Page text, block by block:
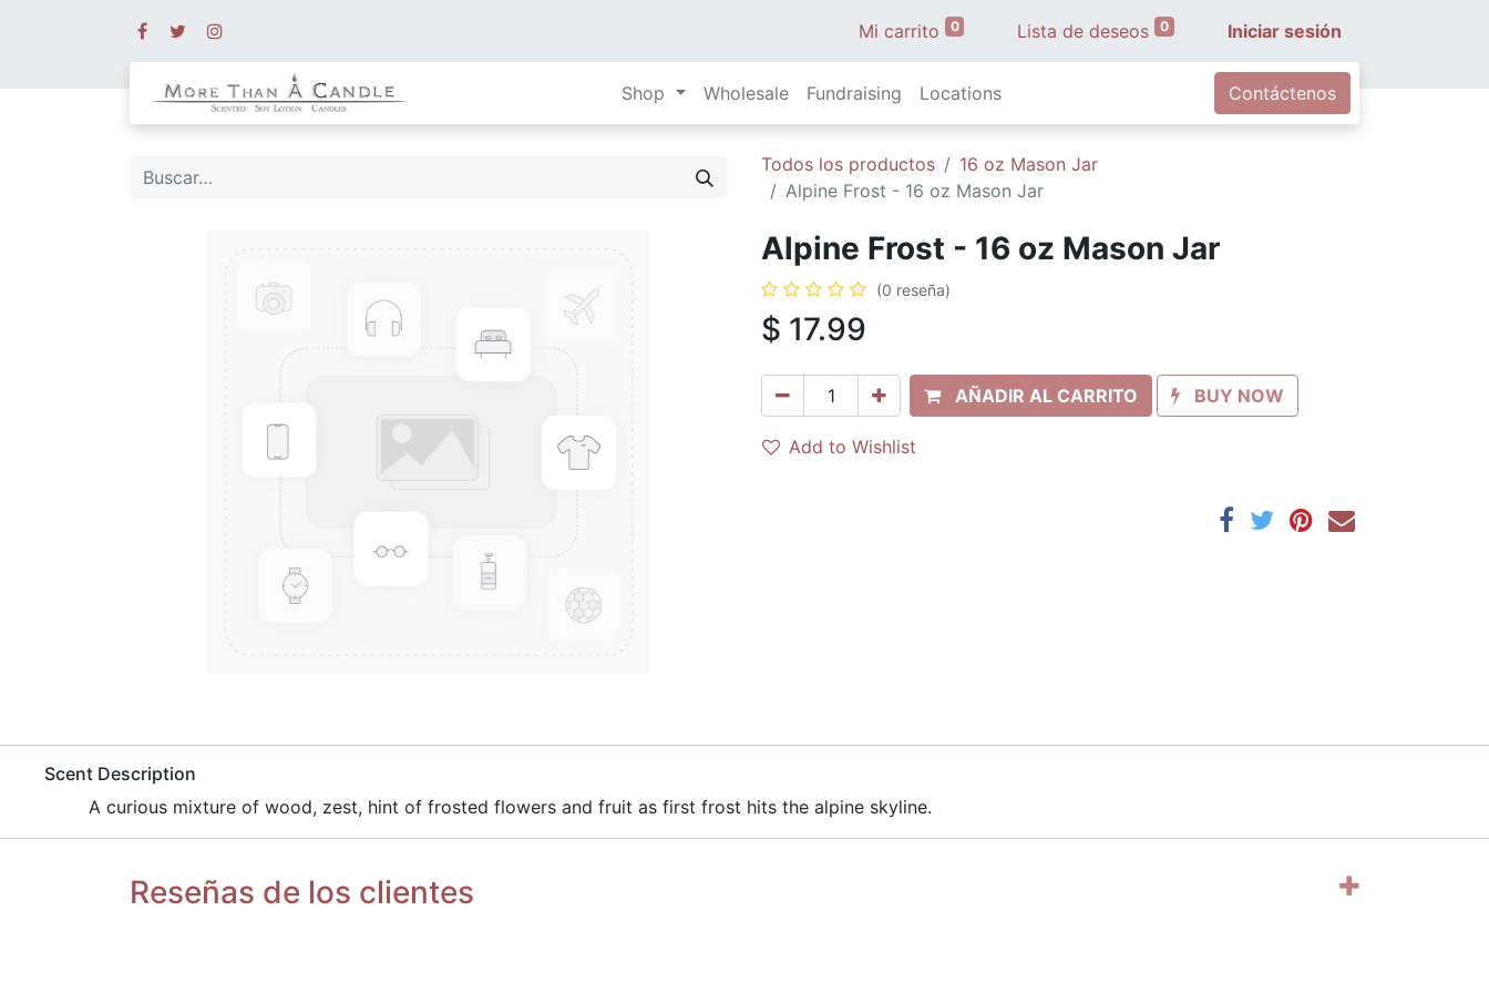
Mi carrito 0 Lista de deseos 0 Iniciar sesión
Shop Wholesale Fundraising Locations Contáctenos
Todos los productos
16 oz Mason Jar
Alpine Frost - 16 oz Mason Jar
Alpine Frost - 16 oz Mason Jar
(0 reseña)
$ 17.99
AÑADIR AL CARRITO BUY NOW
Add to Wishlist
​Scent Description
​A curious mixture of wood, zest, hint of frosted flowers and fruit as first frost hits the alpine skyline.
Reseñas de los clientes